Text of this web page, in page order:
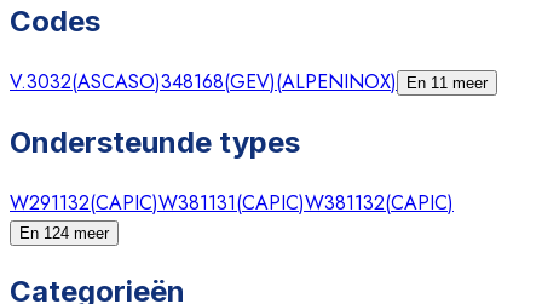
Codes
V.3032(ASCASO)348168(GEV)(ALPENINOX) En 11 meer
Ondersteunde types
W291132(CAPIC)W381131(CAPIC)W381132(CAPIC)
En 124 meer
Categorieën